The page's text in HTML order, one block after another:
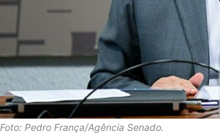
Foto: Pedro França/Agência Senado.